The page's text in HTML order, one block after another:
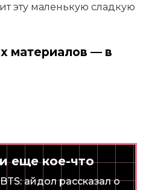
эту маленькую сладкую
материалов — в
еще кое-что
айдол рассказал о